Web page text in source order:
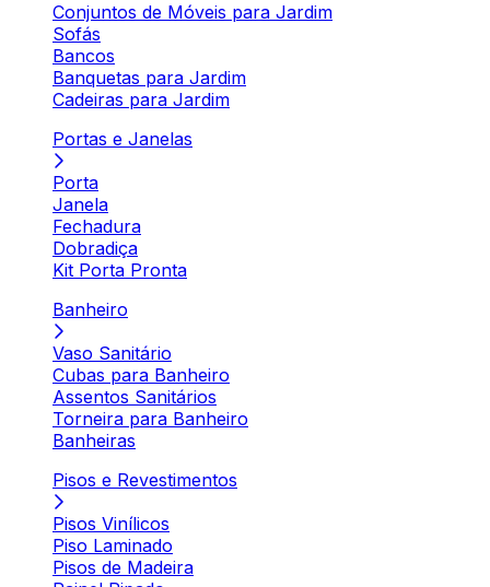
Conjuntos de Móveis para Jardim
Sofás
Bancos
Banquetas para Jardim
Cadeiras para Jardim
Portas e Janelas
Porta
Janela
Fechadura
Dobradiça
Kit Porta Pronta
Banheiro
Vaso Sanitário
Cubas para Banheiro
Assentos Sanitários
Torneira para Banheiro
Banheiras
Pisos e Revestimentos
Pisos Vinílicos
Piso Laminado
Pisos de Madeira